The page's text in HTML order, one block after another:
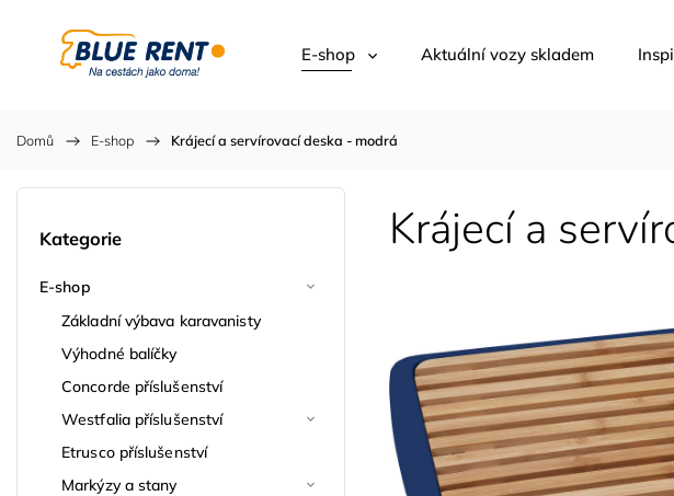
E-shop Aktuální vozy skladem
Domů / E-shop / Krájecí a servírovací deska - modrá
Kategorie
E-shop
Základní výbava karavanisty
Výhodné balíčky
Concorde příslušenství
Westfalia příslušenství
Etrusco příslušenství
Markýzy a stany
Krájecí a